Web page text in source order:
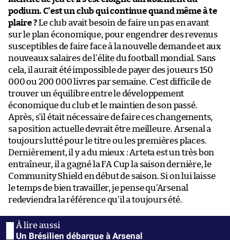
podium. C’est un club qui continue quand même à te
plaire ?Le club avait besoin de faire un pas en avant
sur le plan économique, pour engendrer des revenus
susceptibles de faire face à la nouvelle demande et aux
nouveaux salaires de l’élite du football mondial. Sans
cela, il aurait été impossible de payer des joueurs 150
000 ou 200 000 livres par semaine. C’est difficile de
trouver un équilibre entre le développement
économique du club et le maintien de son passé.
Après, s’il était nécessaire de faire ces changements,
sa position actuelle devrait être meilleure. Arsenal a
toujours lutté pour le titre ou les premières places.
Dernièrement, il y a du mieux : Arteta est un très bon
entraîneur, il a gagné la FA Cup la saison dernière, le
Community Shield en début de saison. Si on lui laisse
le temps de bien travailler, je pense qu’Arsenal
redeviendra la référence qu’il a toujours été.
Un Brésilien débarque à Arsenal